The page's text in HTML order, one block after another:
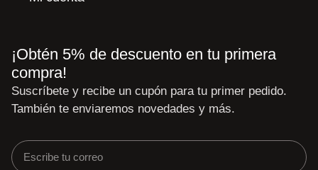
¡Obtén 5% de descuento en tu primera
compra!
Suscríbete y recibe un cupón para tu primer pedido.
También te enviaremos novedades y más.